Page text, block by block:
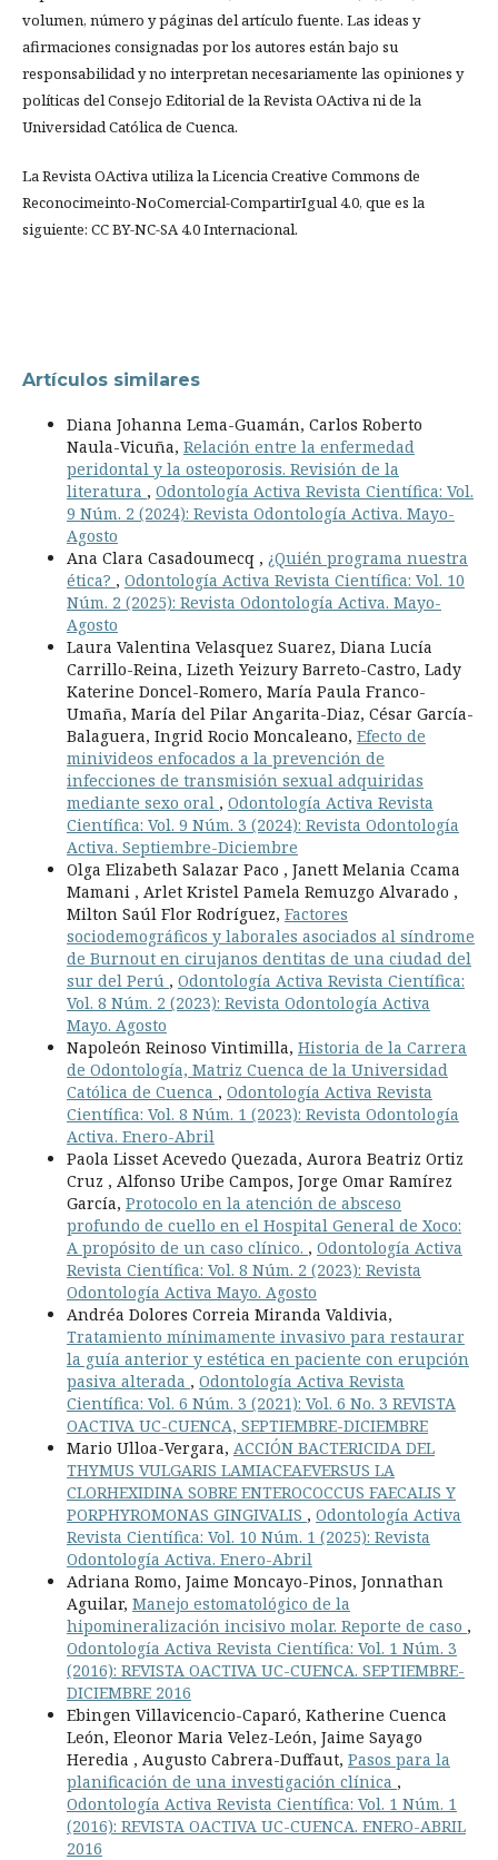
volumen, número y páginas del artículo fuente. Las ideas y
afirmaciones consignadas por los autores están bajo su
responsabilidad y no interpretan necesariamente las opiniones y
políticas del Consejo Editorial de la Revista OActiva ni de la
Universidad Católica de Cuenca.
La Revista OActiva utiliza la Licencia Creative Commons de
Reconocimeinto-NoComercial-CompartirIgual 4.0, que es la
siguiente: CC BY-NC-SA 4.0 Internacional.
Artículos similares
Diana Johanna Lema-Guamán, Carlos Roberto
Naula-Vicuña, Relación entre la enfermedad
peridontal y la osteoporosis. Revisión de la
literatura , Odontología Activa Revista Científica: Vol.
9 Núm. 2 (2024): Revista Odontología Activa. Mayo-
Agosto
Ana Clara Casadoumecq , ¿Quién programa nuestra
ética? , Odontología Activa Revista Científica: Vol. 10
Núm. 2 (2025): Revista Odontología Activa. Mayo-
Agosto
Laura Valentina Velasquez Suarez, Diana Lucía
Carrillo-Reina, Lizeth Yeizury Barreto-Castro, Lady
Katerine Doncel-Romero, María Paula Franco-
Umaña, María del Pilar Angarita-Diaz, César García-
Balaguera, Ingrid Rocio Moncaleano, Efecto de
minivideos enfocados a la prevención de
infecciones de transmisión sexual adquiridas
mediante sexo oral , Odontología Activa Revista
Científica: Vol. 9 Núm. 3 (2024): Revista Odontología
Activa. Septiembre-Diciembre
Olga Elizabeth Salazar Paco , Janett Melania Ccama
Mamani , Arlet Kristel Pamela Remuzgo Alvarado ,
Milton Saúl Flor Rodríguez, Factores
sociodemográficos y laborales asociados al síndrome
de Burnout en cirujanos dentitas de una ciudad del
sur del Perú , Odontología Activa Revista Científica:
Vol. 8 Núm. 2 (2023): Revista Odontología Activa
Mayo. Agosto
Napoleón Reinoso Vintimilla, Historia de la Carrera
de Odontología, Matriz Cuenca de la Universidad
Católica de Cuenca , Odontología Activa Revista
Científica: Vol. 8 Núm. 1 (2023): Revista Odontología
Activa. Enero-Abril
Paola Lisset Acevedo Quezada, Aurora Beatriz Ortiz
Cruz , Alfonso Uribe Campos, Jorge Omar Ramírez
García, Protocolo en la atención de absceso
profundo de cuello en el Hospital General de Xoco:
A propósito de un caso clínico. , Odontología Activa
Revista Científica: Vol. 8 Núm. 2 (2023): Revista
Odontología Activa Mayo. Agosto
Andréa Dolores Correia Miranda Valdivia,
Tratamiento mínimamente invasivo para restaurar
la guía anterior y estética en paciente con erupción
pasiva alterada , Odontología Activa Revista
Científica: Vol. 6 Núm. 3 (2021): Vol. 6 No. 3 REVISTA
OACTIVA UC-CUENCA, SEPTIEMBRE-DICIEMBRE
Mario Ulloa-Vergara, ACCIÓN BACTERICIDA DEL
THYMUS VULGARIS LAMIACEAEVERSUS LA
CLORHEXIDINA SOBRE ENTEROCOCCUS FAECALIS Y
PORPHYROMONAS GINGIVALIS , Odontología Activa
Revista Científica: Vol. 10 Núm. 1 (2025): Revista
Odontología Activa. Enero-Abril
Adriana Romo, Jaime Moncayo-Pinos, Jonnathan
Aguilar, Manejo estomatológico de la
hipomineralización incisivo molar. Reporte de caso ,
Odontología Activa Revista Científica: Vol. 1 Núm. 3
(2016): REVISTA OACTIVA UC-CUENCA. SEPTIEMBRE-
DICIEMBRE 2016
Ebingen Villavicencio-Caparó, Katherine Cuenca
León, Eleonor Maria Velez-León, Jaime Sayago
Heredia , Augusto Cabrera-Duffaut, Pasos para la
planificación de una investigación clínica ,
Odontología Activa Revista Científica: Vol. 1 Núm. 1
(2016): REVISTA OACTIVA UC-CUENCA. ENERO-ABRIL
2016